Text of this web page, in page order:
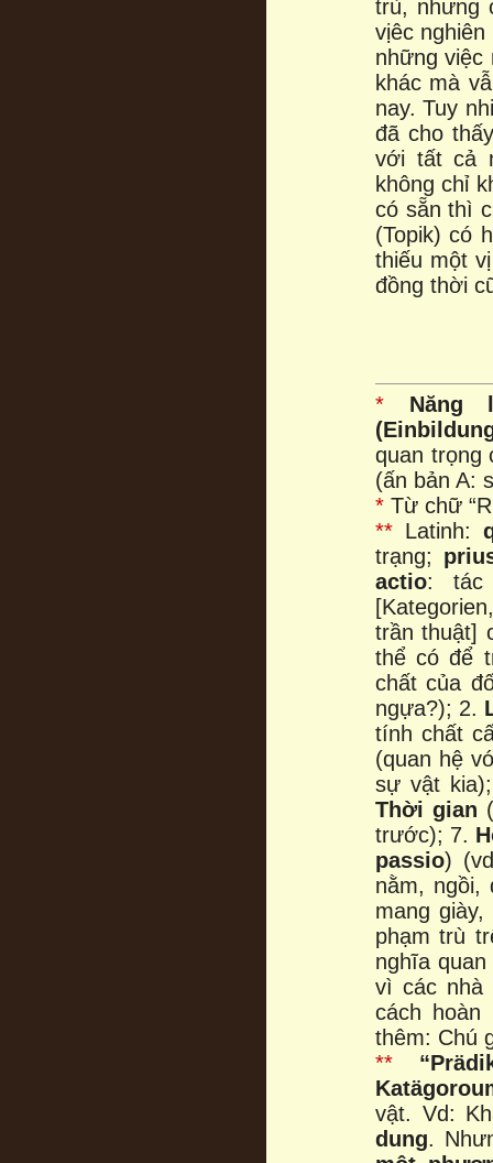
trù, nhưng
vịêc
những việc
khác mà
nay. Tuy
đã cho
với tất cả
không chỉ
có sẵn thì
(Topik) có
thiếu một
đồng thời
*
Năng
quan trọng
(ấn bản A:
* Từ chữ
** Latinh:
trạng;
actio:
trần thuật]
thể có để
chất của
ngựa?); 2.
tính chất
(quan hệ
sự vật
Thời gian
trước); 7.
passio)
nằm,
mang
phạm trù
nghĩa
vì các nhà
cách
thêm: Chú
**
vật. Vd:
dung.